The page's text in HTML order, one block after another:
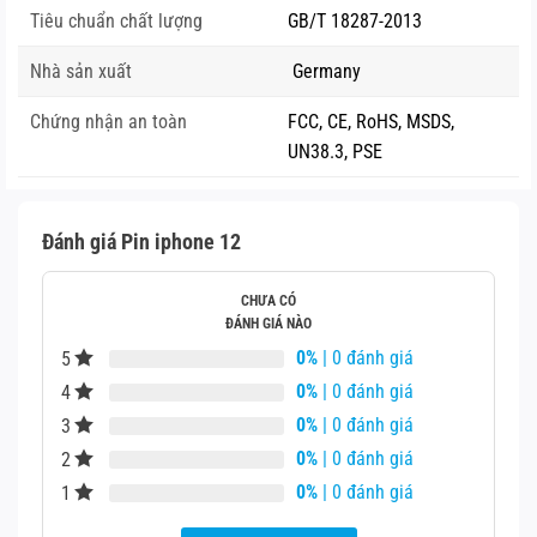
⚠️Lưu ý khi thay pin iPhone 12
❗ Khi thay pin
không phải zin chính hãng (không có IC
“Không thể xác minh tình trạng pin của iPhone này.”
pin có IC đồng bộ (BMS)
📲 iPhone 12 cókeo kháng nước
thuật cao để tránh mất chống nước.
Mẹo bảo quản & kéo dài tuổi thọ pin iPhone 12
Pin iphone 12
Sử dụng sạc 20W chuẩn Apple hoặc MFi để đạt hiệu
quả sạc nhanh tối ưu
Tiêu chuẩn chất lượng GB/T 18287-2013
Nhà sản xuất Germany
Chứng nhận an toàn
FCC, CE, RoHS, MSDS,
UN38.3, PSE
Đánh giá Pin iphone 12
CHƯA CÓ
ĐÁNH GIÁ NÀO
5 0% | 0 đánh giá
4
0% | 0 đánh giá
3
0% | 0 đánh giá
2
0% | 0 đánh giá
1
0% | 0 đánh giá